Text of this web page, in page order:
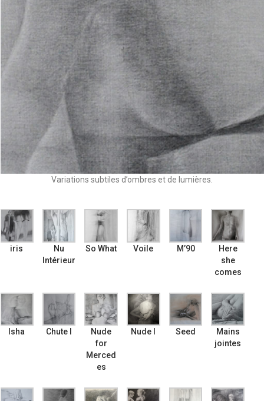
Variations subtiles d’ombres et de lumières.
iris
Nu
Intérieur
So What Voile M’90
Here
she
comes
Isha Chute I
Nude
for
Merced
es
Nude I Seed
Mains
jointes